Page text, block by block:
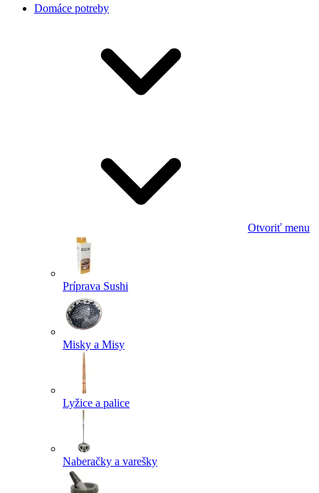
Domáce potreby
Otvoriť menu
Príprava Sushi
Misky a Misy
Lyžice a palice
Naberačky a varešky